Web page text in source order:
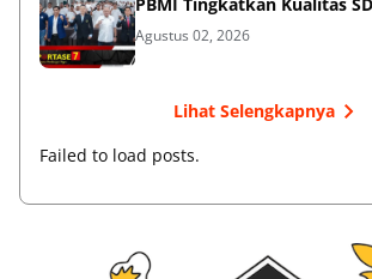
Agustus 02, 2026
Lihat Selengkapnya
Failed to load posts.